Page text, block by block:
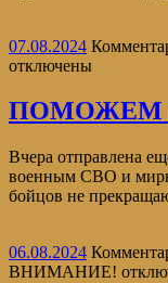
07.08.2024
отключены
ПОМОЖЕМ
Вчера отправлена
военным СВО и
бойцов не
06.08.2024
ВНИМАНИЕ!